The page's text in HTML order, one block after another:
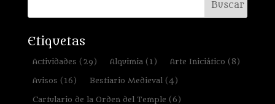
Etiquetas
Actividades (29) Alquimia (1) Arte Iniciático (8)
Avisos (16) Bestiario Medieval (4)
Cartulario de la Orden del Temple (6)